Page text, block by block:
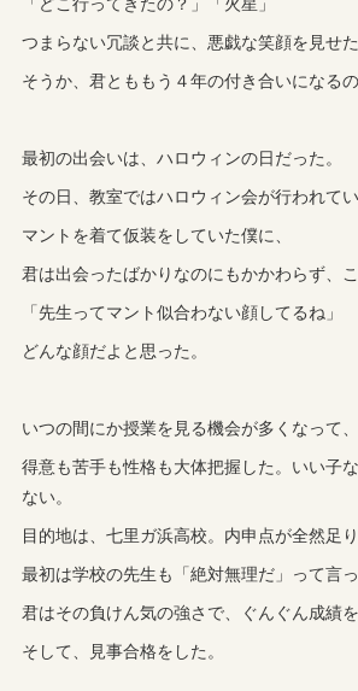
つまらない冗談と共に、悪戯な笑顔を見せた
そうか、君とももう４年の付き合いになるの
最初の出会いは、ハロウィンの日だった。
その日、教室ではハロウィン会が行われてい
マントを着て仮装をしていた僕に、
君は出会ったばかりなのにもかかわらず、こ
「先生ってマント似合わない顔してるね」
どんな顔だよと思った。
いつの間にか授業を見る機会が多くなって、
得意も苦手も性格も大体把握した。いい子
ない。
目的地は、七里ガ浜高校。内申点が全然足り
最初は学校の先生も「絶対無理だ」って言っ
君はその負けん気の強さで、ぐんぐん成績
そして、見事合格をした。